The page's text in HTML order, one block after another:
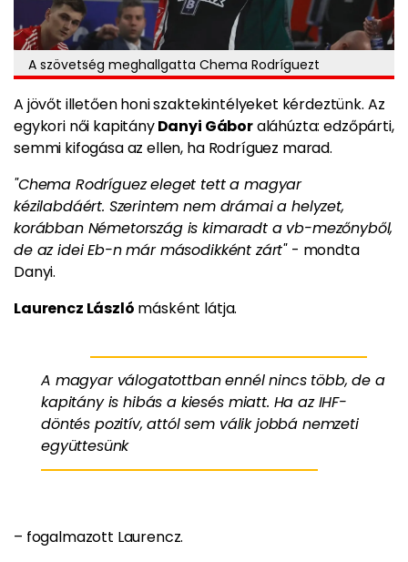
A szövetség meghallgatta Chema Rodríguezt
A jövőt illetően honi szaktekintélyeket kérdeztünk. Az
egykori női kapitányDanyi Gáboraláhúzta: edzőpárti,
semmi kifogása az ellen, ha Rodríguez marad.
"Chema Rodríguez eleget tett a magyar
kézilabdáért. Szerintem nem drámai a helyzet,
korábban Németország is kimaradt a vb-mezőnyből,
de az idei Eb-n már másodikként zárt" - mondta
Danyi.
Laurencz László másként látja.
A magyar válogatottban ennél nincs több, de a
kapitány is hibás a kiesés miatt. Ha az IHF-
döntés pozitív, attól sem válik jobbá nemzeti
együttesünk
– fogalmazott Laurencz.